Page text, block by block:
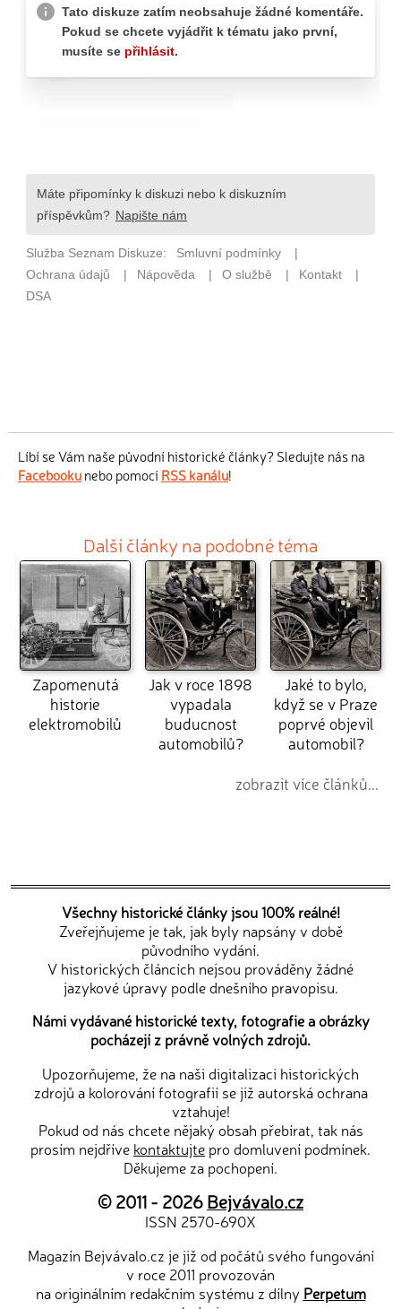
Líbí se Vám naše původní historické články? Sledujte nás na
Facebookunebo pomocí RSS kanálu!
Další články na podobné téma
Zapomenutá
historie
elektromobilů
Jak v roce 1898
vypadala
buducnost
automobilů?
Jaké to bylo,
když se v Praze
poprvé objevil
automobil?
zobrazit více článků...
Všechny historické články jsou 100% reálné!
Zveřejňujeme je tak, jak byly napsány v době
původního vydání.
V historických článcích nejsou prováděny žádné
jazykové úpravy podle dnešního pravopisu.
Námi vydávané historické texty, fotografie a obrázky
pocházejí z právně volných zdrojů.
Upozorňujeme, že na naši digitalizaci historických
zdrojů a kolorování fotografií se již autorská ochrana
vztahuje!
Pokud od nás chcete nějaký obsah přebírat, tak nás
prosím nejdříve kontaktujte pro domluvení podmínek.
Děkujeme za pochopení.
© 2011 - 2026Bejvávalo.cz
ISSN 2570-690X
Magazín Bejvávalo.cz je již od počátů svého fungování
v roce 2011 provozován
na originálním redakčním systému z dílny Perpetum